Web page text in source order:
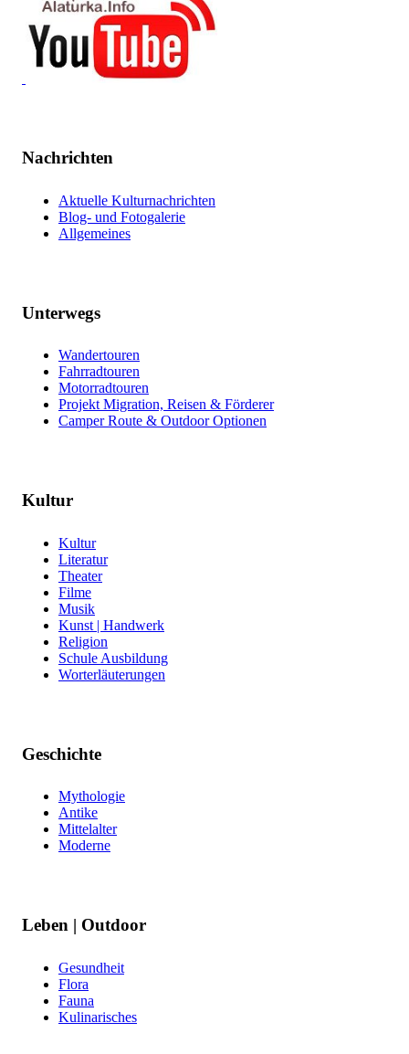
Nachrichten
Aktuelle Kulturnachrichten
Blog- und Fotogalerie
Allgemeines
Unterwegs
Wandertouren
Fahrradtouren
Motorradtouren
Projekt Migration, Reisen & Förderer
Camper Route & Outdoor Optionen
Kultur
Kultur
Literatur
Theater
Filme
Musik
Kunst | Handwerk
Religion
Schule Ausbildung
Worterläuterungen
Geschichte
Mythologie
Antike
Mittelalter
Moderne
Leben | Outdoor
Gesundheit
Flora
Fauna
Kulinarisches